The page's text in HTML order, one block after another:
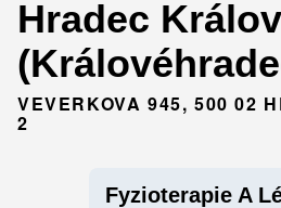
Hradec
VEVERKOVA 945, 500 02
2
Fyzioterapie A